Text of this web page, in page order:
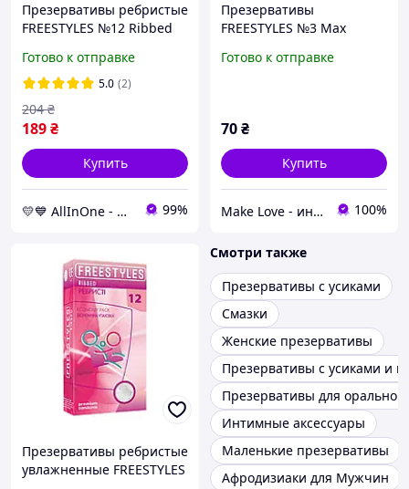
Презервативы ребристые
FREESTYLES №12 Ribbed
безопасность Фристайлс
AllInOne -market-without-
queues-
Готово к отправке
5.0 (2)
189₴
204 ₴
Купить
💛💙 AllInOne - находи все необходимое в одном магазине! 99%
Презервативы
FREESTYLES №3 Max
Готово к отправке
70₴
Купить
Make Love - интим бутик 100%
Презервативы ребристые
увлажненные FREESTYLES
Смотри также
Презервативы с усиками
Смазки
Женские презервативы
Презервативы с усиками и
Презервативы для
Интимные аксессуары
Маленькие презервативы
Афродизиаки для Мужчин